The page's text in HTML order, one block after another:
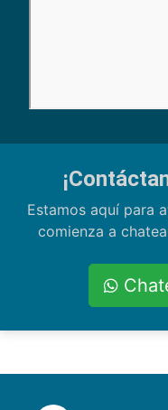
Estamos aquí para
comienza a